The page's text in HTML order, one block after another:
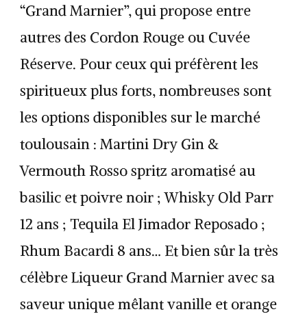
“Grand Marnier”, qui propose entre
autres des Cordon Rouge ou Cuvée
Réserve. Pour ceux qui préfèrent les
spiritueux plus forts, nombreuses sont
les options disponibles sur le marché
toulousain : Martini Dry Gin &
Vermouth Rosso spritz aromatisé au
basilic et poivre noir ; Whisky Old Parr
12 ans ; Tequila El Jimador Reposado ;
Rhum Bacardi 8 ans… Et bien sûr la très
célèbre Liqueur Grand Marnier avec sa
saveur unique mêlant vanille et orange